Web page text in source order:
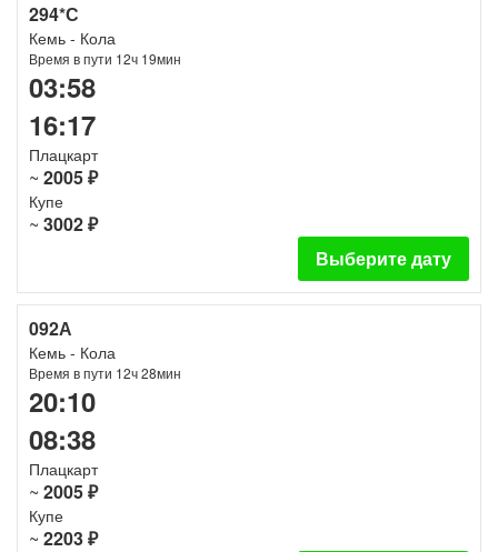
294*С
Кемь - Кола
Время в пути 12ч 19мин
03:58
16:17
Плацкарт
~ 2005 ₽
Купе
~ 3002 ₽
Выберите дату
092А
Кемь - Кола
Время в пути 12ч 28мин
20:10
08:38
Плацкарт
~ 2005 ₽
Купе
~ 2203 ₽